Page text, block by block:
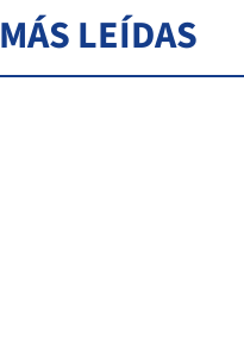
MÁS LEÍDAS